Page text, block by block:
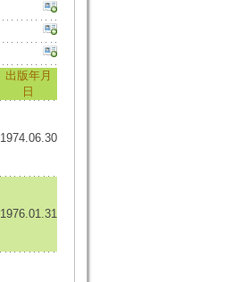
出版年月
日
1974.06.30
1976.01.31